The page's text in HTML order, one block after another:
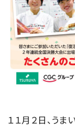
１１月２日、う